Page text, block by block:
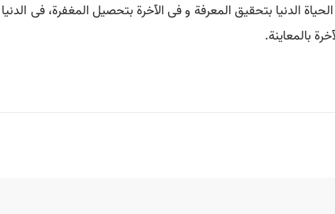
الدنیا بتحقیق المعرفة و فی الآخرة بتحصیل المغفرة، فی
بالمعاینة.